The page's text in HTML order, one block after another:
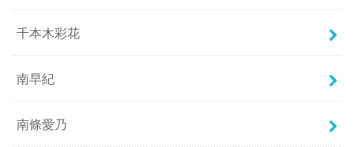
千本木彩花
南早紀
南條愛乃